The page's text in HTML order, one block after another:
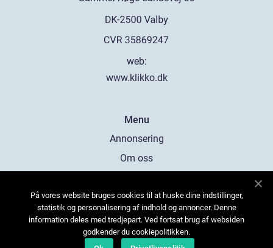
web:
www.klikko.dk
Menu
Annonsering
Om oss
Kontakta oss
Sitemap
På vores website bruges cookies til at huske dine indstillinger,
statistik og personalisering af indhold og annoncer. Denne
information deles med tredjepart. Ved fortsat brug af websiden
godkender du cookiepolitikken.